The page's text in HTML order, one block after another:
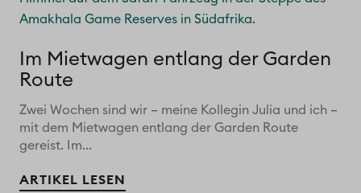
Im Mietwagen entlang der Garden
Route
Zwei Wochen sind wir – meine Kollegin Julia und ich –
mit dem Mietwagen entlang der Garden Route
gereist. Im...
ARTIKEL LESEN